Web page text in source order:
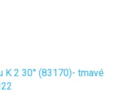
K 2 30° (83170)- tmavé